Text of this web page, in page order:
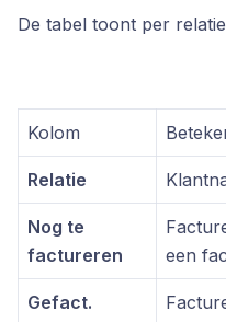
De tabel toont per
Kolom
Relatie
Nog te
factureren
een
Gefact.